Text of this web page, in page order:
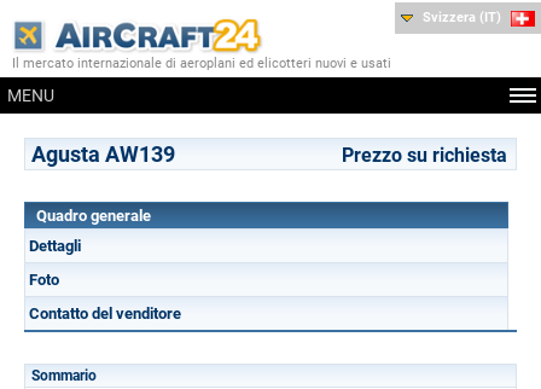
Il mercato internazionale di aeroplani ed elicotteri nuovi e usati
MENU
Svizzera (IT)
Agusta AW139 Prezzo su richiesta
Quadro generale
Dettagli
Foto
Contatto del venditore
Sommario